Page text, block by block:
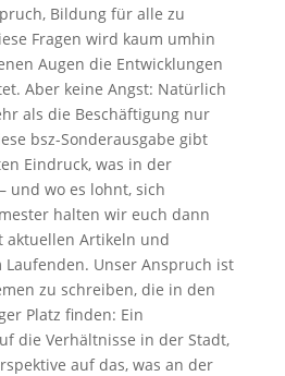
Bildung für alle zu
Fragen wird kaum umhin
Augen die Entwicklungen
Aber keine Angst: Natürlich
als die Beschäftigung nur
bsz-Sonderausgabe gibt
Eindruck, was in der
und wo es lohnt, sich
halten wir euch dann
aktuellen Artikeln und
Unser Anspruch ist
zu schreiben, die in den
Platz finden: Ein
die Verhältnisse in der Stadt,
auf das, was an der